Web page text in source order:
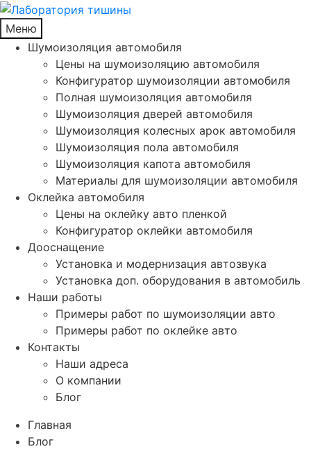
Меню
Шумоизоляция автомобиля
Цены на шумоизоляцию автомобиля
Конфигуратор шумоизоляции автомобиля
Полная шумоизоляция автомобиля
Шумоизоляция дверей автомобиля
Шумоизоляция колесных арок автомобиля
Шумоизоляция пола автомобиля
Шумоизоляция капота автомобиля
Материалы для шумоизоляции автомобиля
Оклейка автомобиля
Цены на оклейку авто пленкой
Конфигуратор оклейки автомобиля
Дооснащение
Установка и модернизация автозвука
Установка доп. оборудования в автомобиль
Наши работы
Примеры работ по шумоизоляции авто
Примеры работ по оклейке авто
Контакты
Наши адреса
О компании
Блог
Главная
Блог